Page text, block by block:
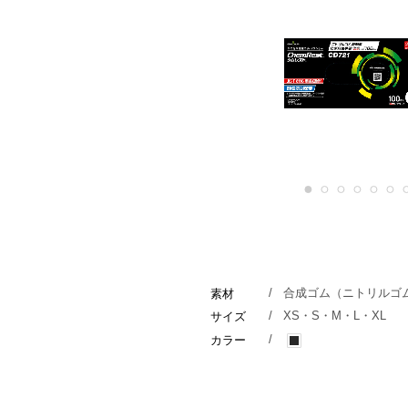
1 2 3 4 5 6
素材 /
合成ゴム（ニトリルゴ
サイズ
/
XS・S・M・L・XL
カラー
/